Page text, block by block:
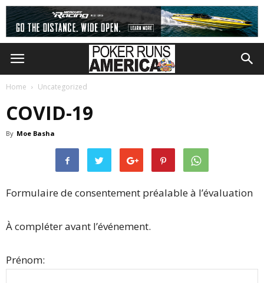
Home Uncategorized
COVID-19
By Moe Basha
Formulaire de consentement préalable à l’évaluation
À compléter avant l’événement.
Prénom: